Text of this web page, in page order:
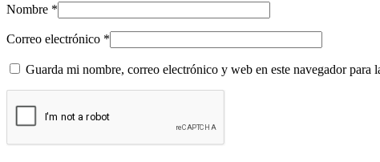
Nombre *
Correo electrónico *
Guarda mi nombre, correo electrónico y web en este navegador para